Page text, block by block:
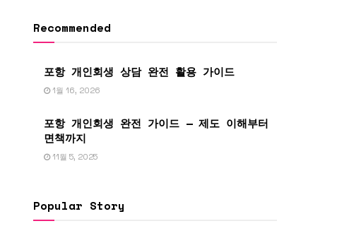
Recommended
포항 개인회생 상담 완전 활용 가이드
1월 16, 2026
포항 개인회생 완전 가이드 — 제도 이해부터
면책까지
11월 5, 2025
Popular Story